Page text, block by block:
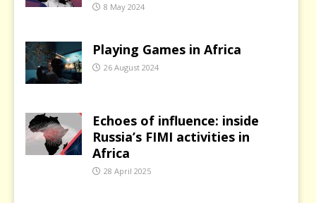
8 May 2024
Playing Games in Africa
26 August 2024
Echoes of influence: inside
Russia’s FIMI activities in
Africa
28 April 2025